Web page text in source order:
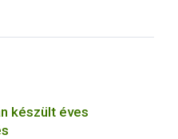
készült éves